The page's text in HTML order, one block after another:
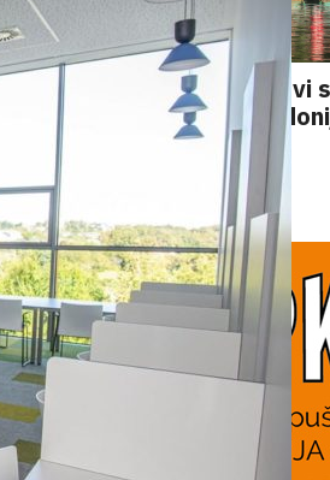
VREMENSKA PROGNOZA
U petak lokalni pljuskovi s
grmljavinom, mogli bi
popuštanje vrućine